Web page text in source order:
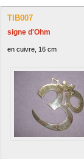
TIB007
signe d'Ohm
en cuivre, 16 cm